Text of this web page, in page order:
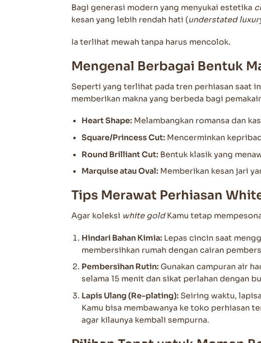
Bagi generasi modern yang menyukai estetika
kesan yang lebih rendah hati (understated
Ia terlihat mewah tanpa harus mencolok.
Mengenal Berbagai Bentuk
Seperti yang terlihat pada tren perhiasan saat
memberikan makna yang berbeda bagi
Heart Shape:Melambangkan romansa dan
Square/Princess Cut:Mencerminkan
Round Brilliant Cut:Bentuk klasik yang
Marquise atau Oval:Memberikan kesan jari
Tips Merawat Perhiasan
Agar koleksi white goldKamu tetap
Hindari Bahan Kimia:Lepas cincin saat
membersihkan rumah dengan cairan
Pembersihan Rutin:Gunakan campuran air
selama 15 menit dan sikat perlahan dengan
Lapis Ulang (Re-plating):Seiring waktu,
Kamu bisa membawanya ke toko perhiasan
agar kilaunya kembali sempurna.